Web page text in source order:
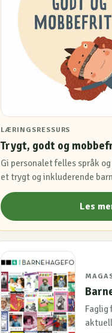
LÆRINGSRESSURS
Trygt, godt og
Gi personalet felles språk
et trygt og inkluderende
Les
Faglig